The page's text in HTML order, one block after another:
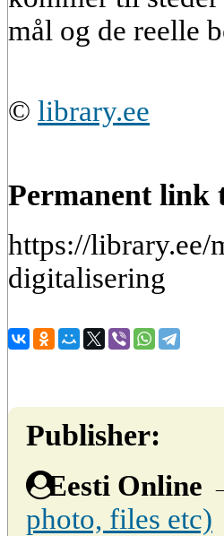
mål og de reelle
© library.ee
Permanent link
https://
digitalisering
Publisher:
Eesti Online
photo, files etc)